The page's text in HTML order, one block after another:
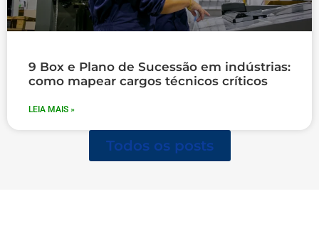
9 Box e Plano de Sucessão em indústrias:
como mapear cargos técnicos críticos
LEIA MAIS »
Todos os posts